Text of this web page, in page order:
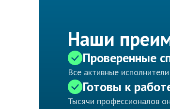
Наши
Проверенные
Все активные
Готовы к
Тысячи профессионалов